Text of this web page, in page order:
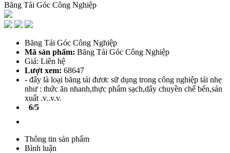
Băng Tải Góc Công Nghiệp
Băng Tải Góc Công Nghiệp
Mã sản phẩm: Băng Tải Góc Công Nghiệp
Giá: Liên hệ
Lượt xem: 68647
- đây là loại băng tải đươc sữ dụng trong công nghiệp tải nhẹ
như : thức ăn nhanh,thực phẩm sạch,dây chuyền chế bến,sản
xuất .v..v.v.
6/5
Thông tin sản phẩm
Bình luận